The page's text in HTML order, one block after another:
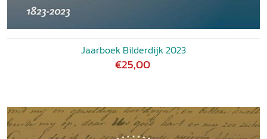
Jaarboek Bilderdijk 2023
€25,00